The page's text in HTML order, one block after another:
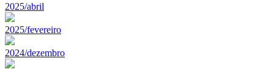
2025/abril
2025/fevereiro
2024/dezembro